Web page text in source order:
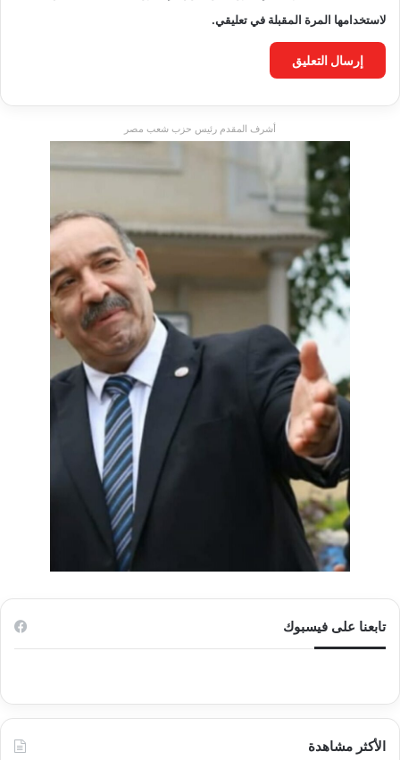
لاستخدامها المرة المقبلة في تعليقي.
أشرف المقدم رئيس حزب شعب مصر
تابعنا على فيسبوك
الأكثر مشاهدة